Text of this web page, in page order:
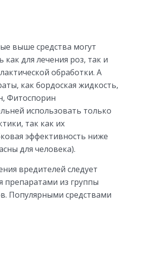
выше средства могут
как для лечения роз, так и
обработки. А
как бордоская жидкость,
Фитоспорин
использовать только
так как их
эффективность ниже
для человека).
вредителей следует
препаратами из группы
Популярными средствами